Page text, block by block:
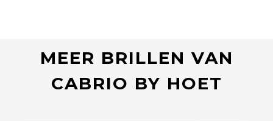
MEER BRILLEN VAN
CABRIO BY HOET